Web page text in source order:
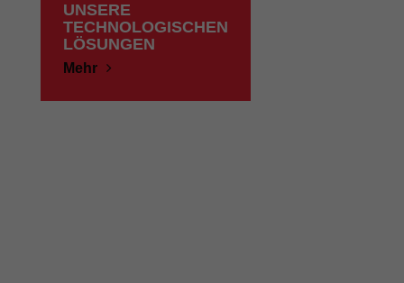
UNSERE
TECHNOLOGISCHEN
LÖSUNGEN
Mehr